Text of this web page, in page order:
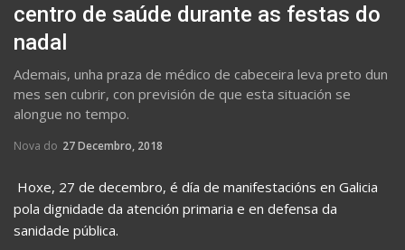
centro de saúde durante as festas do
nadal
Ademais, unha praza de médico de cabeceira leva preto dun
mes sen cubrir, con previsión de que esta situación se
alongue no tempo.
Nova do 27 Decembro, 2018
Hoxe, 27 de decembro, é día de manifestacións en Galicia
pola dignidade da atención primaria e en defensa da
sanidade pública.